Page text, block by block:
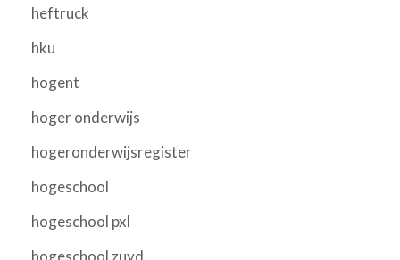
heftruck
hku
hogent
hoger onderwijs
hogeronderwijsregister
hogeschool
hogeschool pxl
hogeschool zuyd